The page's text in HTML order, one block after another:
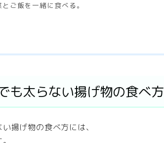
とご飯を一緒に食べる。
も太らない揚げ物の食べ方
揚げ物の食べ方には、